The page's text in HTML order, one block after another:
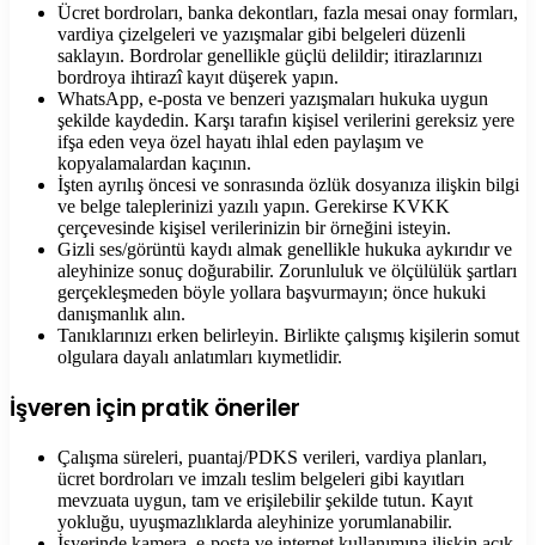
Ücret bordroları, banka dekontları, fazla mesai onay formları,
vardiya çizelgeleri ve yazışmalar gibi belgeleri düzenli
saklayın. Bordrolar genellikle güçlü delildir; itirazlarınızı
bordroya ihtirazî kayıt düşerek yapın.
WhatsApp, e-posta ve benzeri yazışmaları hukuka uygun
şekilde kaydedin. Karşı tarafın kişisel verilerini gereksiz yere
ifşa eden veya özel hayatı ihlal eden paylaşım ve
kopyalamalardan kaçının.
İşten ayrılış öncesi ve sonrasında özlük dosyanıza ilişkin bilgi
ve belge taleplerinizi yazılı yapın. Gerekirse KVKK
çerçevesinde kişisel verilerinizin bir örneğini isteyin.
Gizli ses/görüntü kaydı almak genellikle hukuka aykırıdır ve
aleyhinize sonuç doğurabilir. Zorunluluk ve ölçülülük şartları
gerçekleşmeden böyle yollara başvurmayın; önce hukuki
danışmanlık alın.
Tanıklarınızı erken belirleyin. Birlikte çalışmış kişilerin somut
olgulara dayalı anlatımları kıymetlidir.
İşveren için pratik öneriler
Çalışma süreleri, puantaj/PDKS verileri, vardiya planları,
ücret bordroları ve imzalı teslim belgeleri gibi kayıtları
mevzuata uygun, tam ve erişilebilir şekilde tutun. Kayıt
yokluğu, uyuşmazlıklarda aleyhinize yorumlanabilir.